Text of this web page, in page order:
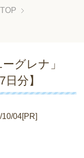
TOP
グレナ」
分】
04[PR]